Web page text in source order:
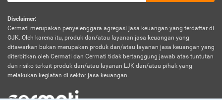
Disclaimer:
Cermati merupakan penyelenggara agregasi jasa keuangan yang terdaftar di
OJK. Oleh karena itu, produk dan/atau layanan jasa keuangan yang
ditawarkan bukan merupakan produk dan/atau layanan jasa keuangan yang
diterbitkan oleh Cermati dan Cermati tidak bertanggung jawab atas tuntutan
dan risiko terkait produk dan/atau layanan LJK dan/atau pihak yang
melakukan kegiatan di sektor jasa keuangan.